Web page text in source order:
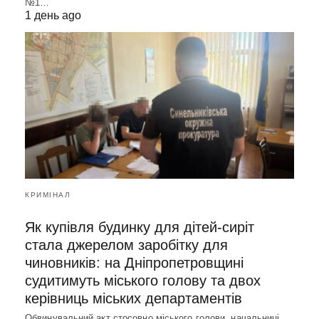
№1…
1 день ago
КРИМІНАЛ
Як купівля будинку для дітей-сиріт
стала джерелом заробітку для
чиновників: на Дніпропетровщині
судитимуть міського голову та двох
керівниць міських департаментів